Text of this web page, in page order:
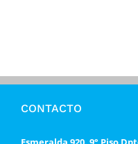
CONTACTO